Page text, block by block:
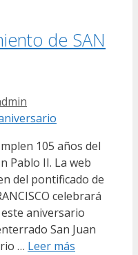
de SAN
105 años del
Pablo II. La web
del pontificado de
celebrará
aniversario
San Juan
… Leer más